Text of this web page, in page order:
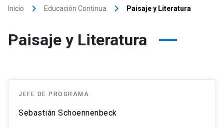
Inicio keyboard_arrow_right Educación Continua keyboard_arrow_right Paisaje y Literatura
Paisaje y Literatura
JEFE DE PROGRAMA
Sebastián Schoennenbeck